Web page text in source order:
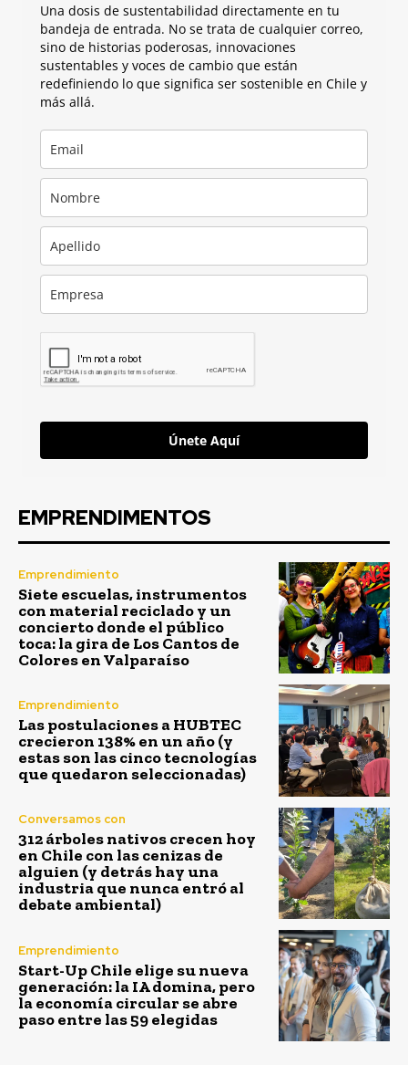
Una dosis de sustentabilidad directamente en tu
bandeja de entrada. No se trata de cualquier correo,
sino de historias poderosas, innovaciones
sustentables y voces de cambio que están
redefiniendo lo que significa ser sostenible en Chile y
más allá.
Únete Aquí
EMPRENDIMENTOS
Emprendimiento
Siete escuelas, instrumentos
con material reciclado y un
concierto donde el público
toca: la gira de Los Cantos de
Colores en Valparaíso
Emprendimiento
Las postulaciones a HUBTEC
crecieron 138% en un año (y
estas son las cinco tecnologías
que quedaron seleccionadas)
Conversamos con
312 árboles nativos crecen hoy
en Chile con las cenizas de
alguien (y detrás hay una
industria que nunca entró al
debate ambiental)
Emprendimiento
Start-Up Chile elige su nueva
generación: la IA domina, pero
la economía circular se abre
paso entre las 59 elegidas